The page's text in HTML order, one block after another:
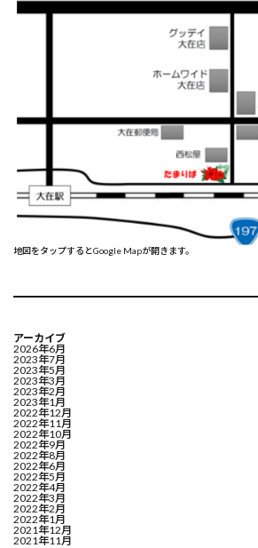
地図をタップするとGoogle Mapが開きます。
アーカイブ
2026年6月
2023年7月
2023年5月
2023年3月
2023年2月
2023年1月
2022年12月
2022年11月
2022年10月
2022年9月
2022年8月
2022年6月
2022年5月
2022年4月
2022年3月
2022年2月
2022年1月
2021年12月
2021年11月